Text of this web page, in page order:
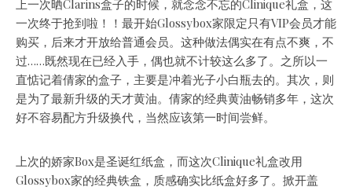
上一次晒Clarins盒子的时候，就念念不忘的Clinique礼盒，这
一次终于抢到啦！！最开始Glossybox家限定只有VIP会员才能
购买，后来才开放给普通会员。这种做法偶实在有点不爽，不
过……既然现在已经入手，偶也就不计较这么多了。之所以一
直惦记着倩家的盒子，主要是冲着光子小白瓶去的。 其次，则
是为了最新升级的天才黄油。倩家的经典黄油畅销多年，这次
好不容易配方升级换代，当然应该第一时间尝鲜。
上次的娇家Box是圣诞红纸盒，而这次Clinique礼盒改用
Glossybox家的经典铁盒，质感确实比纸盒好多了。掀开盖